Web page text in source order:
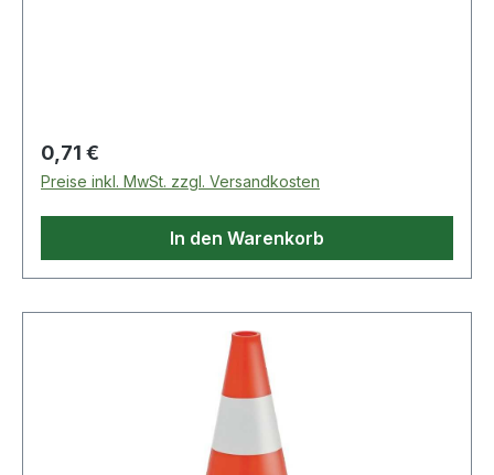
Regulärer Preis:
0,71 €
Preise inkl. MwSt. zzgl. Versandkosten
In den Warenkorb